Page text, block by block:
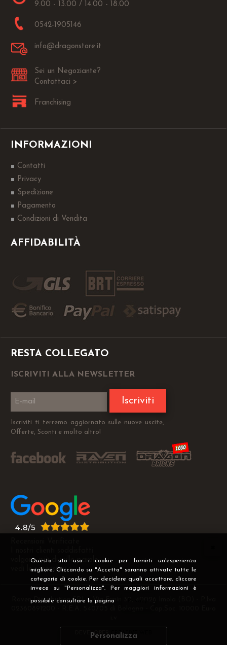
Questo sito usa i cookie per fornirti un'esperienza
migliore. Cliccando su "Accetta" saranno attivate tutte le
categorie di cookie. Per decidere quali accettare, cliccare
invece su "Personalizza". Per maggiori informazioni è
possibile consultare la pagina .
Personalizza
9.00 - 13.00 / 14.00 - 18.00
0542-1905146
info@dragonstore.it
Sei un Negoziante?
Contattaci >
Franchising
INFORMAZIONI
Contatti
Privacy
Spedizione
Pagamento
Condizioni di Vendita
AFFIDABILITÀ
RESTA COLLEGATO
ISCRIVITI ALLA NEWSLETTER
Iscriviti
Iscriviti ti terremo aggiornato sulle nuove uscite,
Offerte, Sconti e molto altro!
valgono più di mille parole
vedi le recensioni >
Raven Distribution SRL - Via Fanin 30, 40026 Imola (BO) - P.Iva
DEVELOPER CREATIVE WEB